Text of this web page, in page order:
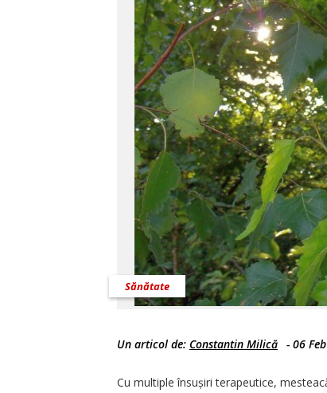
Sănătate
Un articol de: Constantin Milică - 06
Cu multiple însușiri terapeutice,